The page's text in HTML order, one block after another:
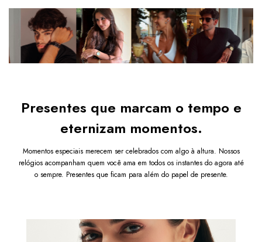
Todos os relógios possuem TROCA GRATUITA e
GARANTIA.
Após a confirmação de compra, a nota fiscal será
enviada em até um dia útil em seu e-mail.
Bateria 377
Relógio analógico
Presentes que marcam o tempo e
eternizam momentos.
Momentos especiais merecem ser celebrados com algo à altura. Nossos
relógios acompanham quem você ama em todos os instantes do agora até
o sempre. Presentes que ficam para além do papel de presente.